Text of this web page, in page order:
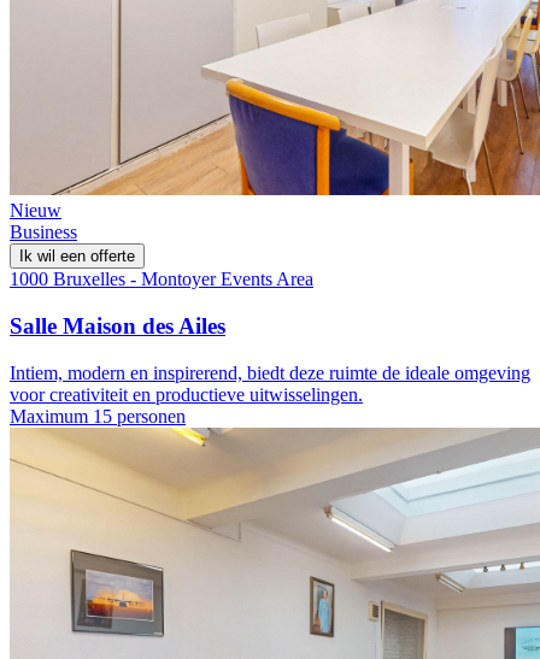
Nieuw
Business
Ik wil een offerte
1000 Bruxelles - Montoyer Events Area
Salle Maison des Ailes
Intiem, modern en inspirerend, biedt deze ruimte de ideale omgeving
voor creativiteit en productieve uitwisselingen.
Maximum 15 personen